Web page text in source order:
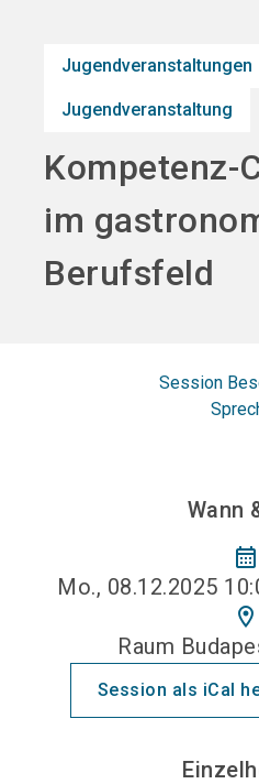
Jugendveranstaltungen
Jugendveranstaltung
Kompetenz-
im
Berufsfeld
Session
Wann
calendar_month
Mo., 08.12.2025
location_on
Raum
Session als iCal